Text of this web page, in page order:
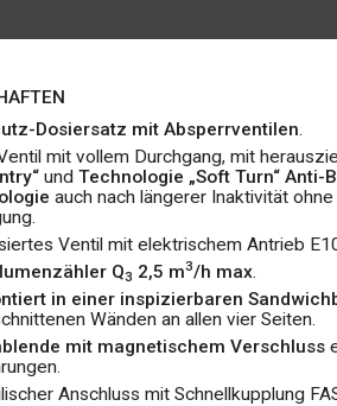
Dosiersatz mit Absperrventilen.
mit vollem Durchgang, mit
undTechnologie „Soft Turn“ Anti-
auch nach längerer Inaktivität
Ventil mit elektrischem Antrieb
Q3 2,5 m3/h max.
in einer inspizierbaren
Wänden an allen vier Seiten.
mit magnetischem Verschluss
Anschluss mit Schnellkupplung